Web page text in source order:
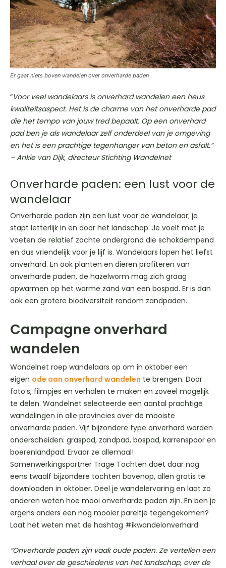
Er gaat niets boven wandelen over onverharde paden
“Voor veel wandelaars is onverhard wandelen een heus
kwaliteitsaspect. Het is de charme van het onverharde pad
die het tempo van jouw tred bepaalt. Op een onverhard
pad ben je als wandelaar zelf onderdeel van je omgeving
en het is een prachtige tegenhanger van beton en asfalt.”
– Ankie van Dijk, directeur Stichting Wandelnet
Onverharde paden: een lust voor de
wandelaar
Onverharde paden zijn een lust voor de wandelaar; je
stapt letterlijk in en door het landschap. Je voelt met je
voeten de relatief zachte ondergrond die schokdempend
en dus vriendelijk voor je lijf is. Wandelaars lopen het liefst
onverhard. En ook planten en dieren profiteren van
onverharde paden, de hazelworm mag zich graag
opwarmen op het warme zand van een bospad. Er is dan
ook een grotere biodiversiteit rondom zandpaden.
Campagne onverhard
wandelen
Wandelnet roep wandelaars op om in oktober een
eigen ode aan onverhard wandelen te brengen. Door
foto’s, filmpjes en verhalen te maken en zoveel mogelijk
te delen. Wandelnet selecteerde een aantal prachtige
wandelingen in alle provincies over de mooiste
onverharde paden. Vijf bijzondere type onverhard worden
onderscheiden: graspad, zandpad, bospad, karrenspoor en
boerenlandpad. Ervaar ze allemaal!
Samenwerkingspartner Trage Tochten doet daar nog
eens twaalf bijzondere tochten bovenop, allen gratis te
downloaden in oktober. Deel je wandelervaring en laat zo
anderen weten hoe mooi onverharde paden zijn. En ben je
ergens anders een nog mooier pareltje tegengekomen?
Laat het weten met de hashtag #ikwandelonverhard.
“Onverharde paden zijn vaak oude paden. Ze vertellen een
verhaal over de geschiedenis van het landschap, over de